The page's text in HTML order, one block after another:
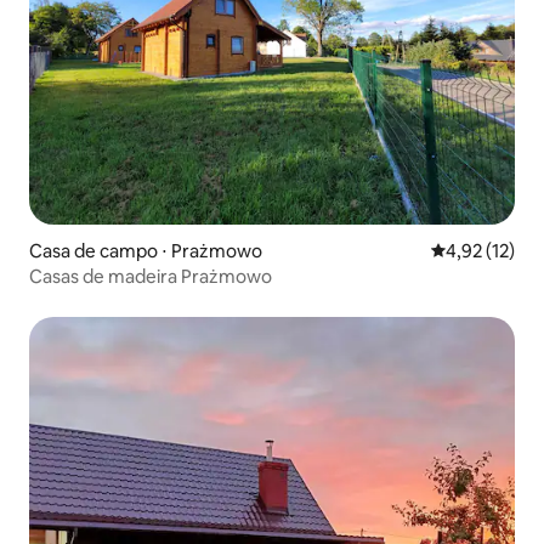
Casa de campo ⋅ Prażmowo 4,92 de uma
4,92 (12)
Casas de madeira Prażmowo